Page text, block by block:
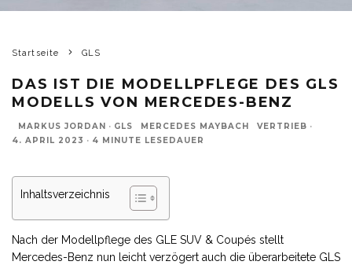
Startseite GLS
DAS IST DIE MODELLPFLEGE DES GLS
MODELLS VON MERCEDES-BENZ
MARKUS JORDAN · GLS MERCEDES MAYBACH VERTRIEB ·
4. APRIL 2023 · 4 MINUTE LESEDAUER
Inhaltsverzeichnis
Nach der Modellpflege des GLE SUV & Coupés stellt
Mercedes-Benz nun leicht verzögert auch die überarbeitete GLS